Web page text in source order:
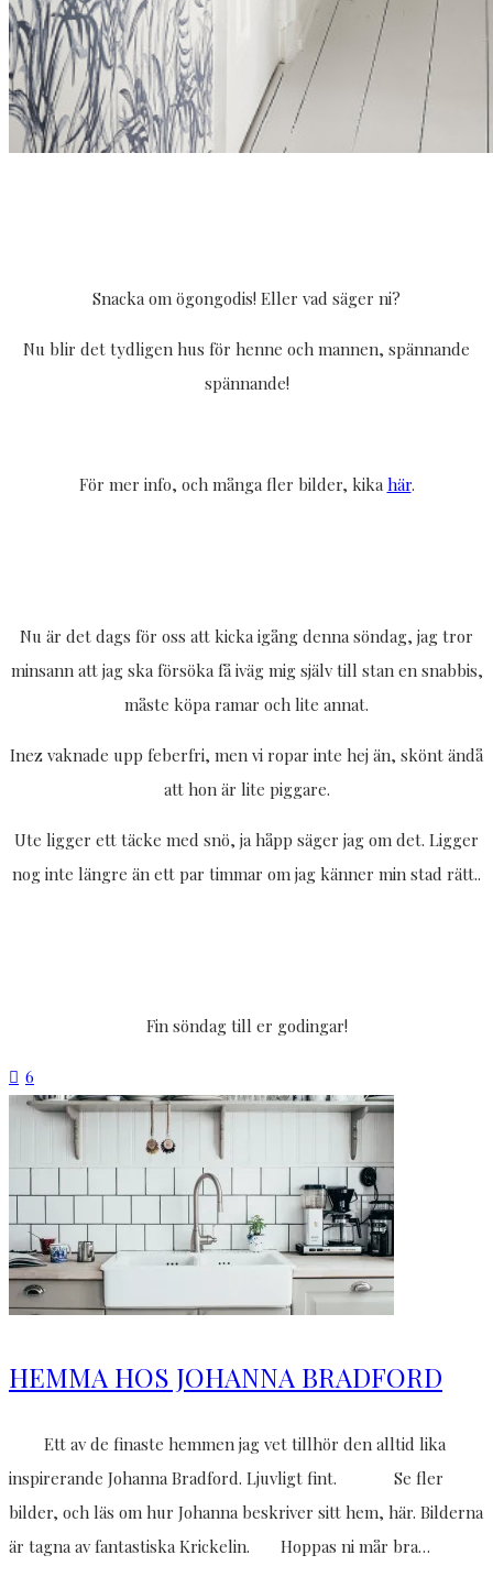
Snacka om ögongodis! Eller vad säger ni?
Nu blir det tydligen hus för henne och mannen, spännande
spännande!
För mer info, och många fler bilder, kikahär.
Nu är det dags för oss att kicka igång denna söndag, jag tror
minsann att jag ska försöka få iväg mig själv till stan en snabbis,
måste köpa ramar och lite annat.
Inez vaknade upp feberfri, men vi ropar inte hej än, skönt ändå
att hon är lite piggare.
Ute ligger ett täcke med snö, ja håpp säger jag om det. Ligger
nog inte längre än ett par timmar om jag känner min stad rätt..
Fin söndag till er godingar!
6
HEMMA HOS JOHANNA BRADFORD
Ett av de finaste hemmen jag vet tillhör den alltid lika
inspirerande Johanna Bradford. Ljuvligt fint. Se fler
bilder, och läs om hur Johanna beskriver sitt hem, här. Bilderna
är tagna av fantastiska Krickelin. Hoppas ni mår bra…